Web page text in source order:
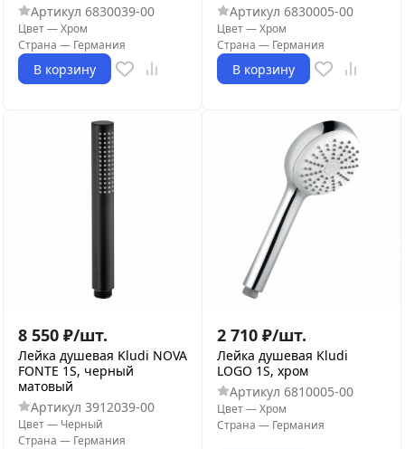
Артикул 6830039-00
Цвет—Хром
Страна — Германия
В корзину
Артикул 6830005-00
Цвет—Хром
Страна — Германия
В корзину
8 550 ₽/шт.
Лейка душевая Kludi NOVA
FONTE 1S, черный
матовый
Артикул 3912039-00
Цвет— Черный
Страна — Германия
2 710 ₽/шт.
Лейка душевая Kludi
LOGO 1S, хром
Артикул 6810005-00
Цвет—Хром
Страна — Германия